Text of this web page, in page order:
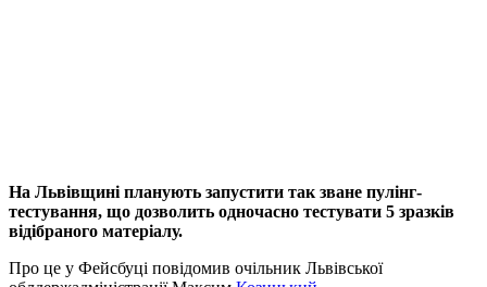
На Львівщині планують запустити так зване пулінг-
тестування, що дозволить одночасно тестувати 5 зразків
відібраного матеріалу.
Про це у Фейсбуці повідомив очільник Львівської